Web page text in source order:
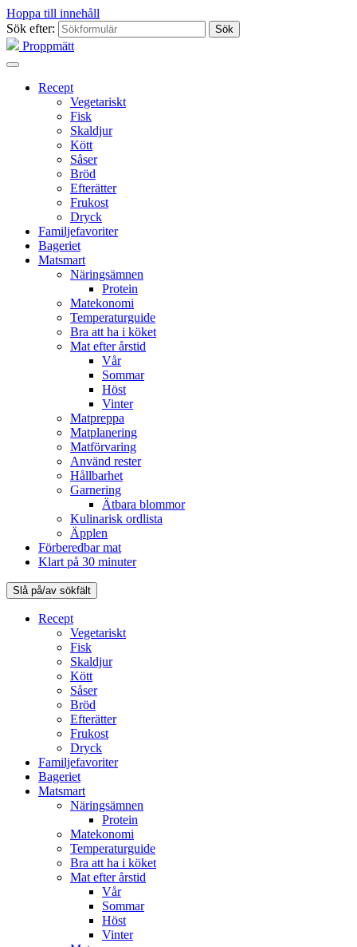
Hoppa till innehåll
Sök efter:
Proppmätt
Recept
Vegetariskt
Fisk
Skaldjur
Kött
Såser
Bröd
Efterätter
Frukost
Dryck
Familjefavoriter
Bageriet
Matsmart
Näringsämnen
Protein
Matekonomi
Temperaturguide
Bra att ha i köket
Mat efter årstid
Vår
Sommar
Höst
Vinter
Matpreppa
Matplanering
Matförvaring
Använd rester
Hållbarhet
Garnering
Ätbara blommor
Kulinarisk ordlista
Äpplen
Förberedbar mat
Klart på 30 minuter
Slå på/av sökfält
Recept
Vegetariskt
Fisk
Skaldjur
Kött
Såser
Bröd
Efterätter
Frukost
Dryck
Familjefavoriter
Bageriet
Matsmart
Näringsämnen
Protein
Matekonomi
Temperaturguide
Bra att ha i köket
Mat efter årstid
Vår
Sommar
Höst
Vinter